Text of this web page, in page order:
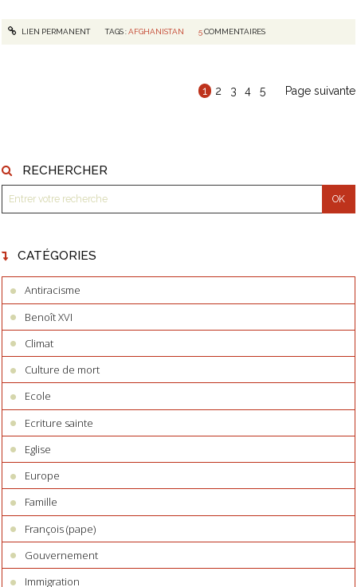
RECHERCHER
CATÉGORIES
Antiracisme
Benoît XVI
Climat
Culture de mort
Ecole
Ecriture sainte
Eglise
Europe
Famille
François (pape)
Gouvernement
Immigration
LIEN PERMANENT TAGS :AFGHANISTAN 5COMMENTAIRES
1 2 3 4 5 Page suivante